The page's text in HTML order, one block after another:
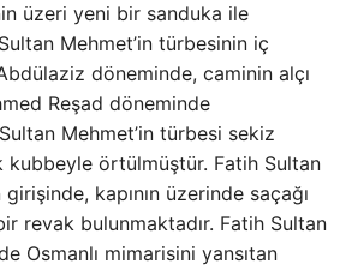
üzeri yeni bir sanduka ile
Mehmet’in türbesinin iç
döneminde, caminin alçı
Reşad döneminde
Sultan Mehmet’in türbesi sekiz
kubbeyle örtülmüştür. Fatih Sultan
kapının üzerinde saçağı
revak bulunmaktadır. Fatih Sultan
Osmanlı mimarisini yansıtan